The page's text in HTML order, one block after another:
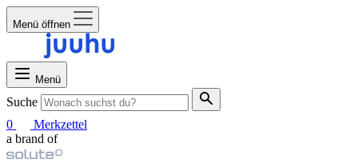
Menü öffnen
Menü
Suche
0
Merkzettel
a brand of